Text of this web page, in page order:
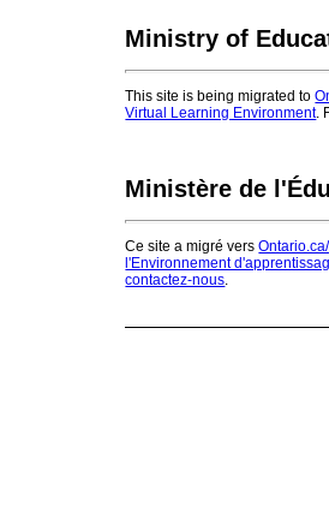
Ministry of
This site is being migrated to
Virtual Learning Environment.
Ministère de
Ce site a migré vers
l'Environnement
contactez-nous